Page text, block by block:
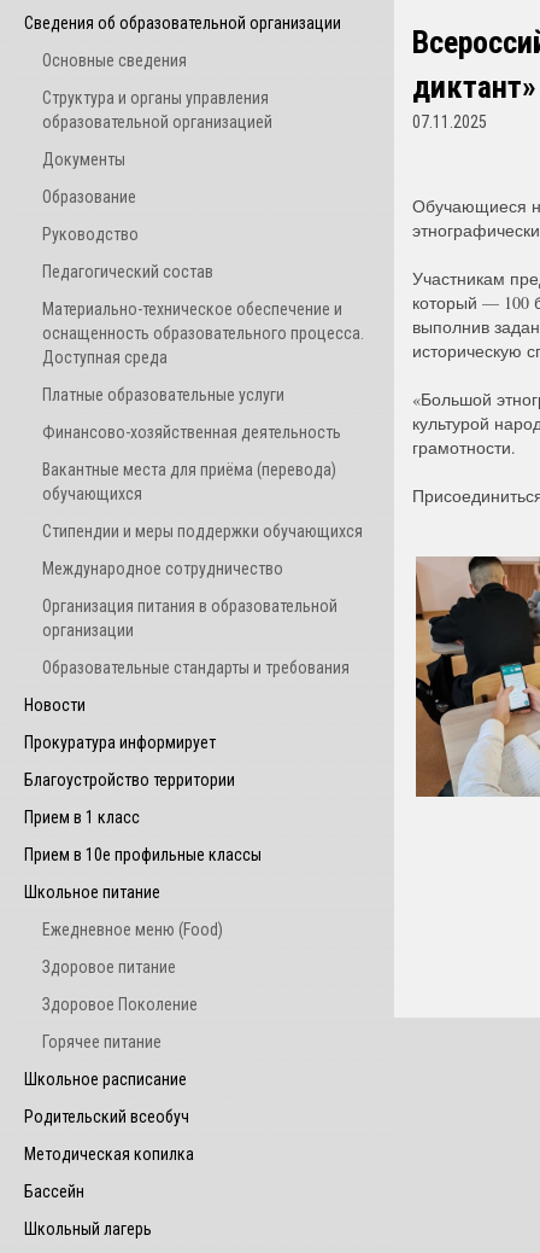
Сведения об образовательной организации
Основные сведения
Структура и органы управления
образовательной организацией
Документы
Образование
Руководство
Педагогический состав
Материально-техническое обеспечение и
оснащенность образовательного процесса.
Доступная среда
Платные образовательные услуги
Финансово-хозяйственная деятельность
Вакантные места для приёма (перевода)
обучающихся
Стипендии и меры поддержки обучающихся
Международное сотрудничество
Организация питания в образовательной
организации
Образовательные стандарты и требования
Новости
Прокуратура информирует
Благоустройство территории
Прием в 1 класс
Прием в 10е профильные классы
Школьное питание
Ежедневное меню (Food)
Здоровое питание
Здоровое Поколение
Горячее питание
Школьное расписание
Родительский всеобуч
Методическая копилка
Бассейн
Школьный лагерь
диктант»
07.11.2025
Обучающиеся
Участникам
который — 100
выполнив
историческую
«Большой
культурой
грамотности.